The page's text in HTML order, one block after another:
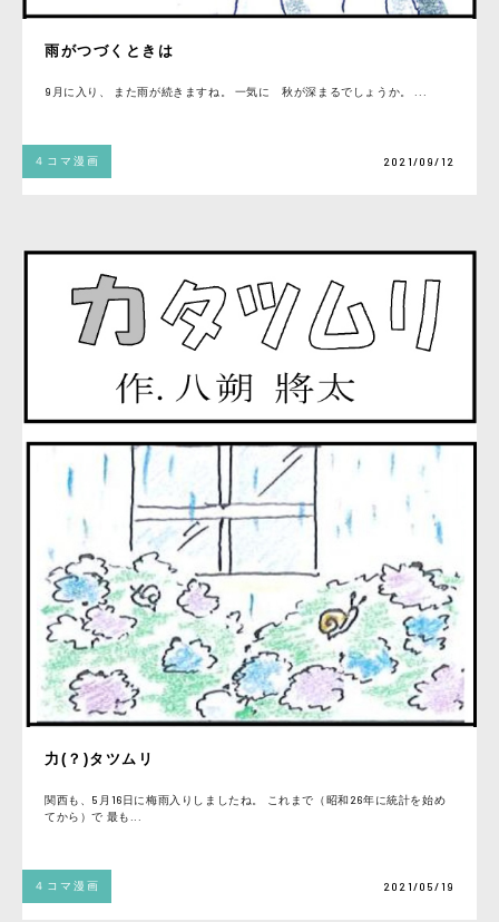
雨がつづくときは
9月に入り、 また雨が続きますね。 一気に 秋が深まるでしょうか。 ...
４コマ漫画 2021/09/12
力(？)タツムリ
関西も、5月16日に梅雨入りしましたね。 これまで（昭和26年に統計を始め
てから）で 最も...
４コマ漫画 2021/05/19